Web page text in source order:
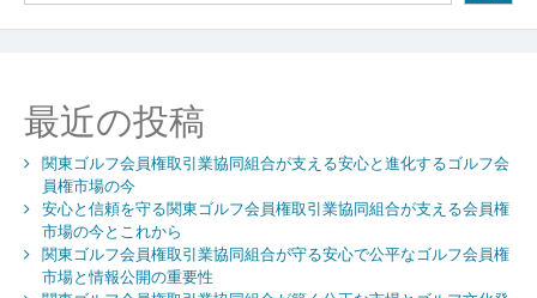
最近の投稿
関東ゴルフ会員権取引業協同組合が支える安心と進化するゴルフ会
員権市場の今
安心と信頼を守る関東ゴルフ会員権取引業協同組合が支える会員権
市場の今とこれから
関東ゴルフ会員権取引業協同組合が守る安心で公平なゴルフ会員権
市場と情報公開の重要性